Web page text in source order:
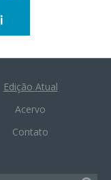
Edição Atual
Acervo
Contato